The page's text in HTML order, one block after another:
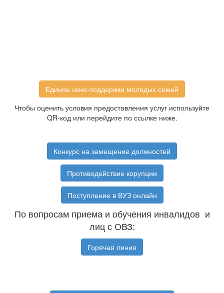
Единое окно поддержки молодых семей
Чтобы оценить условия предоставления услуг используйте
QR-код или перейдите по ссылке ниже.
Конкурс на замещение должностей
Противодействие корупции
Поступление в ВУЗ онлайн
По вопросам приема и обучения инвалидов и
лиц с ОВЗ:
Горячая линия